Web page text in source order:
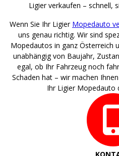
Ligier verkaufen – schnell,
Wenn Sie Ihr Ligier Mopedauto
uns genau richtig. Wir sind
Mopedautos in ganz Österreich
unabhängig von Baujahr,
egal, ob Ihr Fahrzeug noch
Schaden hat – wir machen
Ihr Ligier Mopedauto